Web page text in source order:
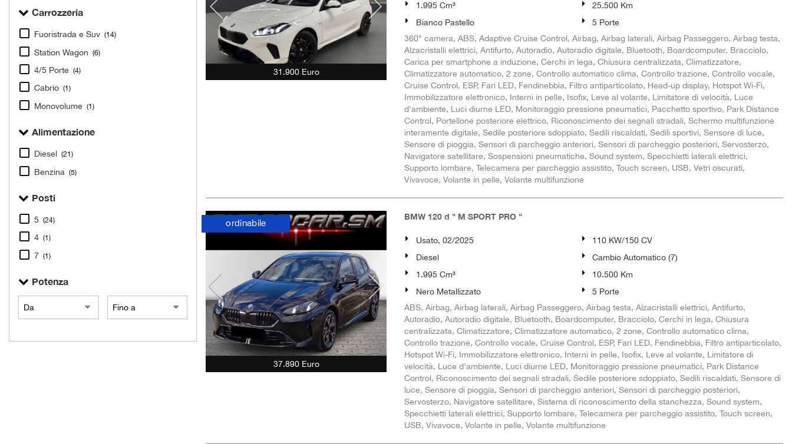
Carrozzeria
Fuoristrada e Suv (14)
Station Wagon (6)
4/5 Porte (4)
Cabrio (1)
Monovolume (1)
Alimentazione
Diesel (21)
Benzina (5)
Posti
5 (24)
4 (1)
7 (1)
Potenza
31.900 Euro
1.995 Cm³
25.500 Km
Bianco Pastello
5 Porte
360° camera, ABS, Adaptive Cruise Control, Airbag, Airbag laterali, Airbag Passeggero, Airbag testa,
Alzacristalli elettrici, Antifurto, Autoradio, Autoradio digitale, Bluetooth, Boardcomputer, Bracciolo,
Carica per smartphone a induzione, Cerchi in lega, Chiusura centralizzata, Climatizzatore,
Climatizzatore automatico, 2 zone, Controllo automatico clima, Controllo trazione, Controllo vocale,
Cruise Control, ESP, Fari LED, Fendinebbia, Filtro antiparticolato, Head-up display, Hotspot Wi-Fi,
Immobilizzatore elettronico, Interni in pelle, Isofix, Leve al volante, Limitatore di velocità, Luce
d'ambiente, Luci diurne LED, Monitoraggio pressione pneumatici, Pacchetto sportivo, Park Distance
Control, Portellone posteriore elettrico, Riconoscimento dei segnali stradali, Schermo multifunzione
interamente digitale, Sedile posteriore sdoppiato, Sedili riscaldati, Sedili sportivi, Sensore di luce,
Sensore di pioggia, Sensori di parcheggio anteriori, Sensori di parcheggio posteriori, Servosterzo,
Navigatore satellitare, Sospensioni pneumatiche, Sound system, Specchietti laterali elettrici,
Supporto lombare, Telecamera per parcheggio assistito, Touch screen, USB, Vetri oscurati,
Vivavoce, Volante in pelle, Volante multifunzione
37.890 Euro
ordinabile
BMW 120 d " M SPORT PRO "
Usato, 02/2025
110 KW/150 CV
Diesel
Cambio Automatico (7)
1.995 Cm³
10.500 Km
Nero Metallizzato
5 Porte
ABS, Airbag, Airbag laterali, Airbag Passeggero, Airbag testa, Alzacristalli elettrici, Antifurto,
Autoradio, Autoradio digitale, Bluetooth, Boardcomputer, Bracciolo, Cerchi in lega, Chiusura
centralizzata, Climatizzatore, Climatizzatore automatico, 2 zone, Controllo automatico clima,
Controllo trazione, Controllo vocale, Cruise Control, ESP, Fari LED, Fendinebbia, Filtro antiparticolato,
Hotspot Wi-Fi, Immobilizzatore elettronico, Interni in pelle, Isofix, Leve al volante, Limitatore di
velocità, Luce d'ambiente, Luci diurne LED, Monitoraggio pressione pneumatici, Park Distance
Control, Riconoscimento dei segnali stradali, Sedile posteriore sdoppiato, Sedili riscaldati, Sensore di
luce, Sensore di pioggia, Sensori di parcheggio anteriori, Sensori di parcheggio posteriori,
Servosterzo, Navigatore satellitare, Sistema di riconoscimento della stanchezza, Sound system,
Specchietti laterali elettrici, Supporto lombare, Telecamera per parcheggio assistito, Touch screen,
USB, Vivavoce, Volante in pelle, Volante multifunzione